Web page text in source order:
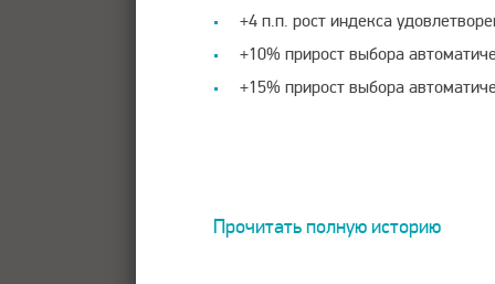
+4 п.п. рост индекса
+10% прирост выбора
+15% прирост выбора
Прочитать полную историю